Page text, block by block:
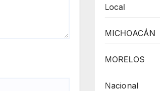
Local
MICHOACÁN
MORELOS
Nacional